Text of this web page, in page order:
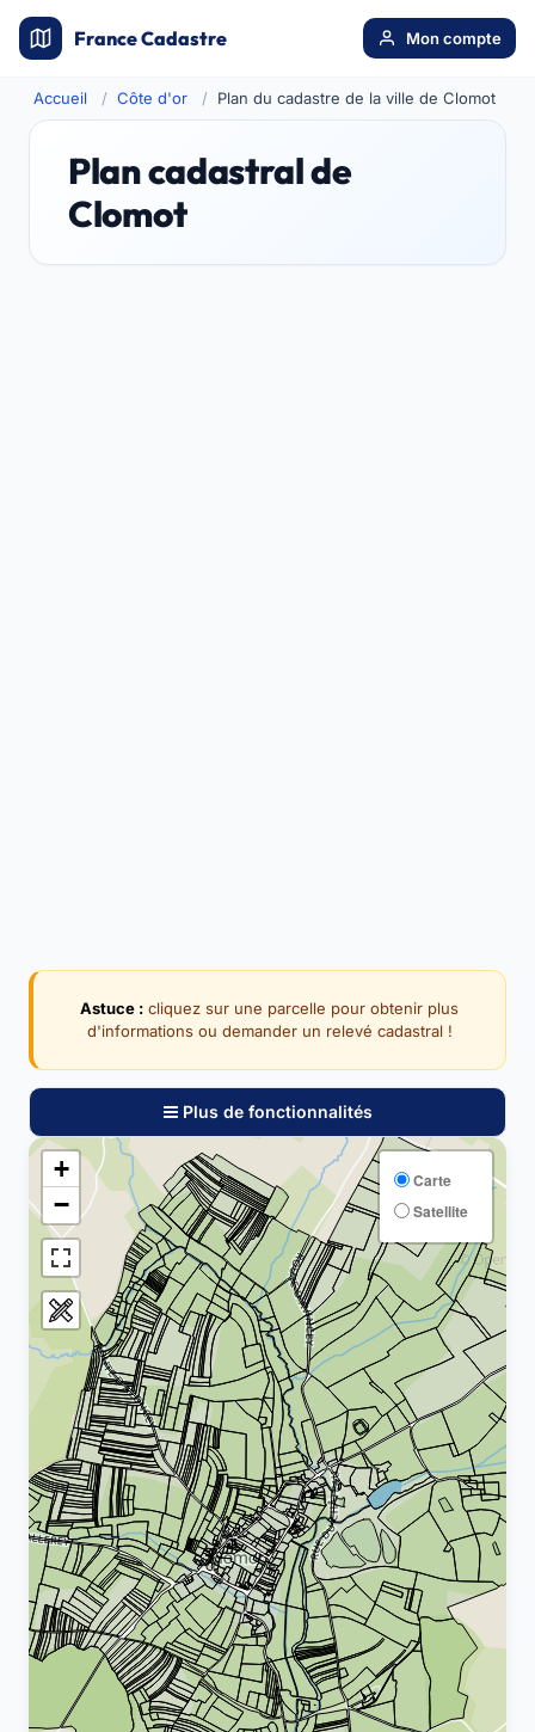
France Cadastre Mon compte
Accueil Côte d'or Plan du cadastre de la ville de Clomot
Plan cadastral de
Clomot
Astuce : cliquez sur une parcelle pour obtenir plus
d'informations ou demander un relevé cadastral !
Plus de fonctionnalités
+
−
Carte
Satellite